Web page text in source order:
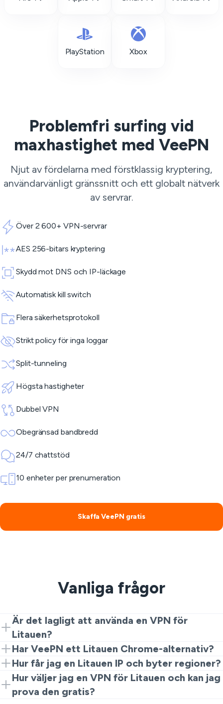
PlayStation Xbox
Problemfri surfing vid
maxhastighet med VeePN
Njut av fördelarna med förstklassig kryptering,
användarvänligt gränssnitt och ett globalt nätverk
av servrar.
Över 2 600+ VPN-servrar
AES 256-bitars kryptering
Skydd mot DNS och IP-läckage
Automatisk kill switch
Flera säkerhetsprotokoll
Strikt policy för inga loggar
Split-tunneling
Högsta hastigheter
Dubbel VPN
Obegränsad bandbredd
24/7 chattstöd
10 enheter per prenumeration
Skaffa VeePN gratis
Vanliga frågor
Är det lagligt att använda en VPN för
Litauen?
Ja. VPN bryter inte mot lagen om integritet och
säkerhet. Men brott förblir brott, oavsett vilka verktyg
du använder.
Har VeePN ett Litauen Chrome-alternativ?
Ja. Du kan använda Litauen VPN Chrome-alternativet
via vårt tillägg. Det är ett snabbt sätt att prova gratis
Litauen VPN innan du installerar fullständiga appar.
Hur får jag en Litauen IP och byter regioner?
Öppna tillägget eller appen, välj Litauen och anslut. Det
är så du byter VPN till Litauen och ruttnar genom en
VPN Litauen-server för lokal åtkomst.
Hur väljer jag en VPN för Litauen och kan jag
prova den gratis?